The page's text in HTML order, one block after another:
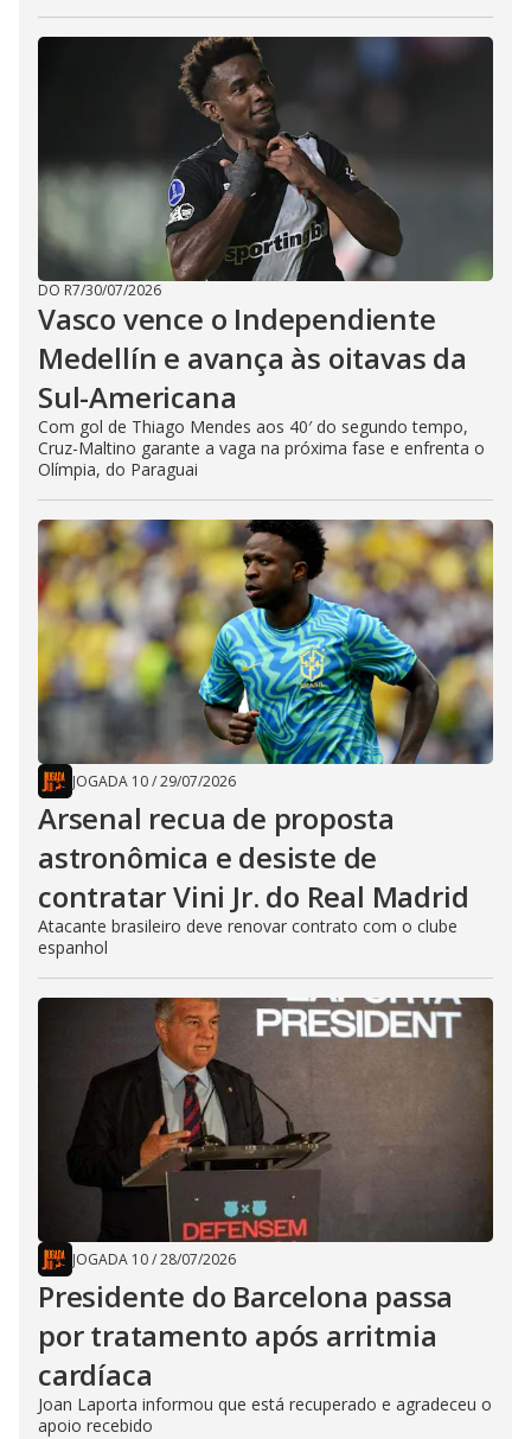
DO R7/30/07/2026
Vasco vence o Independiente
Medellín e avança às oitavas da
Sul-Americana
Com gol de Thiago Mendes aos 40′ do segundo tempo,
Cruz-Maltino garante a vaga na próxima fase e enfrenta o
Olímpia, do Paraguai
JOGADA 10/29/07/2026
Arsenal recua de proposta
astronômica e desiste de
contratar Vini Jr. do Real Madrid
Atacante brasileiro deve renovar contrato com o clube
espanhol
JOGADA 10/28/07/2026
Presidente do Barcelona passa
por tratamento após arritmia
cardíaca
Joan Laporta informou que está recuperado e agradeceu o
apoio recebido